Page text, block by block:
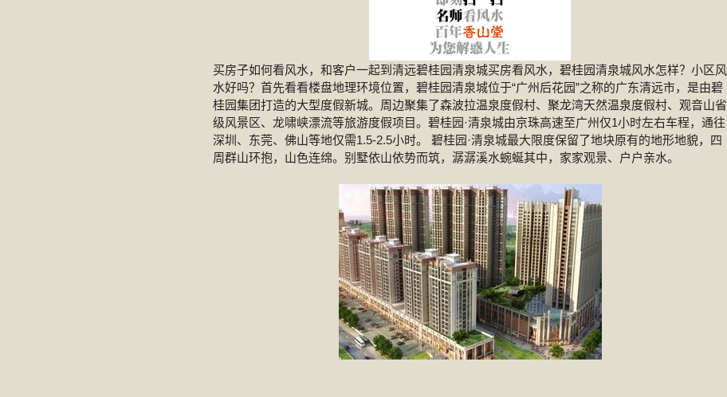
买房子如何看风水，和客户一起到清远碧桂园清泉城买房看风水，碧桂园清泉城风水怎样？小区风
水好吗？首先看看楼盘地理环境位置，碧桂园清泉城位于“广州后花园”之称的广东清远市，是由碧
桂园集团打造的大型度假新城。周边聚集了森波拉温泉度假村、聚龙湾天然温泉度假村、观音山省
级风景区、龙啸峡漂流等旅游度假项目。碧桂园·清泉城由京珠高速至广州仅1小时左右车程，通往
深圳、东莞、佛山等地仅需1.5-2.5小时。 碧桂园·清泉城最大限度保留了地块原有的地形地貌，四
周群山环抱，山色连绵。别墅依山依势而筑，潺潺溪水蜿蜒其中，家家观景、户户亲水。